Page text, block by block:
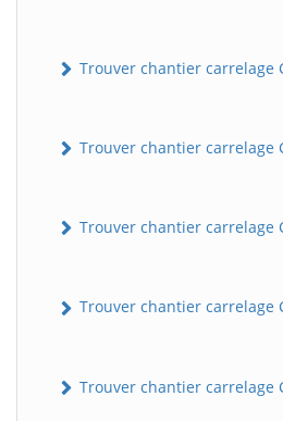
Trouver chantier carrelage
Trouver chantier carrelage
Trouver chantier carrelage
Trouver chantier carrelage
Trouver chantier carrelage